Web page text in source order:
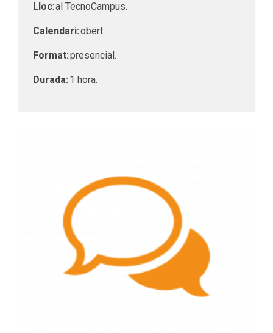
Lloc: al TecnoCampus.
Calendari:obert.
Format:presencial.
Durada: 1 hora.